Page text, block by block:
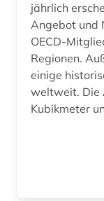
umwelt (3)
jährlich
Angebot und
OECD-
Regionen.
einige
weltweit. Die
Kubikmeter